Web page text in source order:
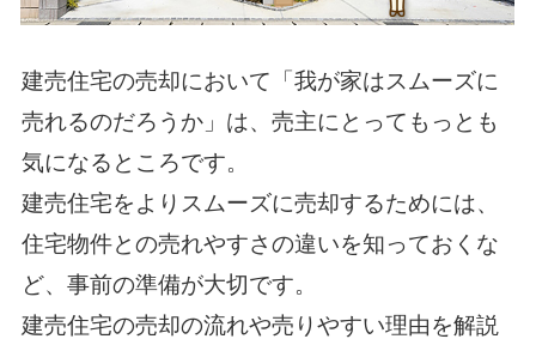
建売住宅の売却において「我が家はスムーズに
売れるのだろうか」は、売主にとってもっとも
気になるところです。
建売住宅をよりスムーズに売却するためには、
住宅物件との売れやすさの違いを知っておくな
ど、事前の準備が大切です。
建売住宅の売却の流れや売りやすい理由を解説